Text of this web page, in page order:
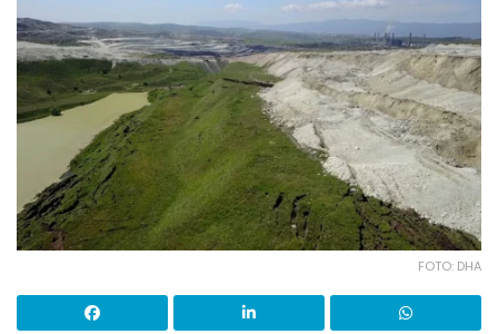
FOTO: DHA